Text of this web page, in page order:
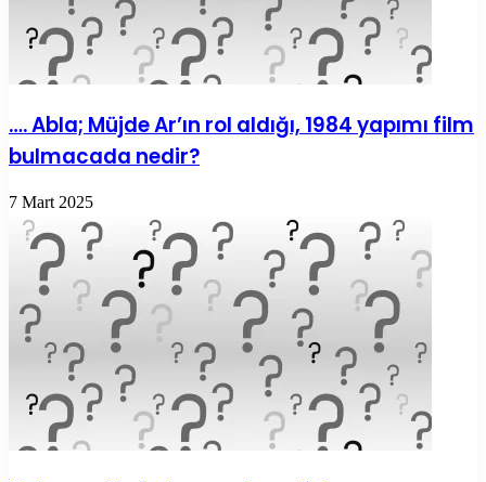
…. Abla; Müjde Ar’ın rol aldığı, 1984 yapımı film
bulmacada nedir?
7 Mart 2025